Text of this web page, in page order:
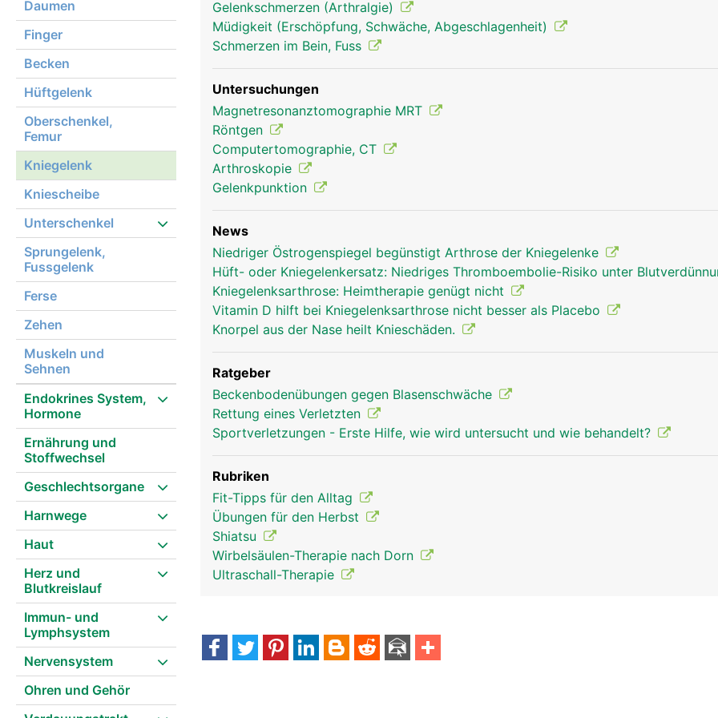
Daumen
Finger
Becken
Hüftgelenk
Oberschenkel,
Femur
Kniegelenk
Kniescheibe
Unterschenkel
Sprungelenk,
Fussgelenk
Ferse
Zehen
Muskeln und
Sehnen
Endokrines System,
Hormone
Ernährung und
Stoffwechsel
Geschlechtsorgane
Harnwege
Haut
Herz und
Blutkreislauf
Immun- und
Lymphsystem
Nervensystem
Ohren und Gehör
Gelenkschmerzen (Arthralgie)
Müdigkeit (Erschöpfung, Schwäche, Abgeschlagenheit)
Schmerzen im Bein, Fuss
Untersuchungen
Magnetresonanztomographie MRT
Röntgen
Computertomographie, CT
Arthroskopie
Gelenkpunktion
News
Niedriger Östrogenspiegel begünstigt Arthrose der Kniegelenke
Hüft- oder Kniegelenkersatz: Niedriges Thromboembolie-Risiko unter
Kniegelenksarthrose: Heimtherapie genügt nicht
Vitamin D hilft bei Kniegelenksarthrose nicht besser als Placebo
Knorpel aus der Nase heilt Knieschäden.
Ratgeber
Beckenbodenübungen gegen Blasenschwäche
Rettung eines Verletzten
Sportverletzungen - Erste Hilfe, wie wird untersucht und wie behandelt?
Rubriken
Fit-Tipps für den Alltag
Übungen für den Herbst
Shiatsu
Wirbelsäulen-Therapie nach Dorn
Ultraschall-Therapie